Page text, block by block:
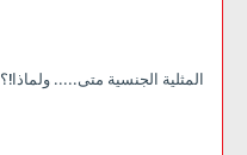
المثلية الجنسية متى..... ولماذا!؟